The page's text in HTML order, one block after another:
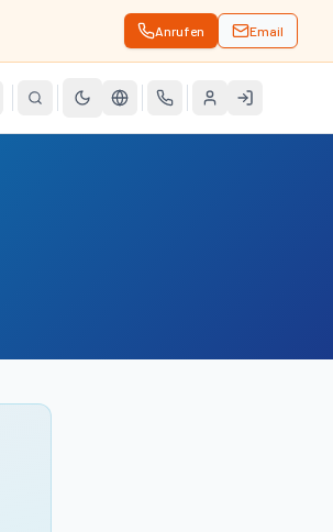
Anrufen Email